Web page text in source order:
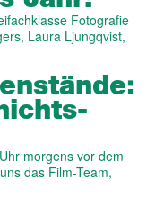
Fotografie
Laura Ljungqvist,
morgens vor dem
das Film-Team,